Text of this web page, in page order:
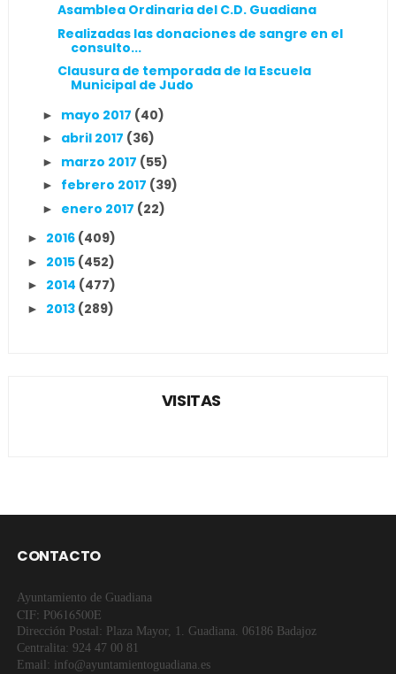
Asamblea Ordinaria del C.D. Guadiana
Realizadas las donaciones de sangre en el
consulto...
Clausura de temporada de la Escuela
Municipal de Judo
► mayo 2017 (40)
► abril 2017 (36)
► marzo 2017 (55)
► febrero 2017 (39)
► enero 2017 (22)
► 2016 (409)
► 2015 (452)
► 2014 (477)
► 2013 (289)
VISITAS
CONTACTO
Ayuntamiento de Guadiana
CIF: P0616500E
Dirección Postal: Plaza Mayor, 1. Guadiana. 06186 Badajoz
Centralita: 924 47 00 81
Email: info@ayuntamientoguadiana.es